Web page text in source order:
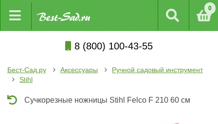
0
8 (800) 100-43-55
Бест-Сад.ру Аксессуары
Ручной садовый инструмент
Stihl
Сучкорезные ножницы Stihl Felco F 210 60 см